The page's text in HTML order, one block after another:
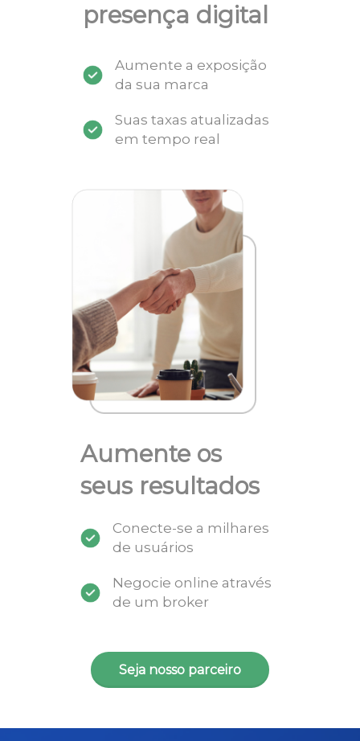
presença digital
Aumente a exposição
da sua marca
Suas taxas atualizadas
em tempo real
Aumente os
seus resultados
Conecte-se a milhares
de usuários
Negocie online através
de um broker
Seja nosso parceiro